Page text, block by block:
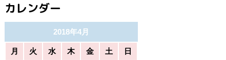
カレンダー
2018年4月
月 火 水 木 金 土 日